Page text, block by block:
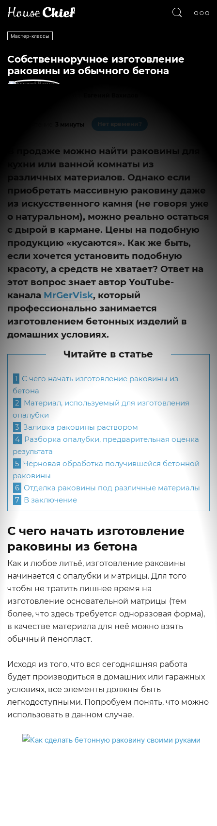
Мастер-классы
Собственноручное изготовление
раковины из обычного бетона
3 минуты Нет времени?
В продаже можно найти раковины для
кухни или ванной комнаты из
различных материалов. Однако если
приобретать массивную раковину даже
из искусственного камня (не говоря уже
о натуральном), можно реально остаться
с дырой в кармане. Цены на подобную
продукцию «кусаются». Как же быть,
если хочется установить подобную
красоту, а средств не хватает? Ответ на
этот вопрос знает автор YouTube-
канала MrGerVisk, который
профессионально занимается
изготовлением бетонных изделий в
домашних условиях.
Читайте в статье
1 С чего начать изготовление раковины из
бетона
2 Материал, используемый для изготовления
опалубки
3 Заливка раковины раствором
4 Разборка опалубки, предварительная оценка
результата
5 Черновая обработка получившейся бетонной
раковины
6 Отделка раковины под различные материалы
7 В заключение
С чего начать изготовление
раковины из бетона
Как и любое литьё, изготовление раковины
начинается с опалубки и матрицы. Для того
чтобы не тратить лишнее время на
изготовление основательной матрицы (тем
более, что здесь требуется одноразовая форма),
в качестве материала для неё можно взять
обычный пенопласт.
Исходя из того, что вся сегодняшняя работа
будет производиться в домашних или гаражных
условиях, все элементы должны быть
легкодоступными. Попробуем понять, что можно
использовать в данном случае.